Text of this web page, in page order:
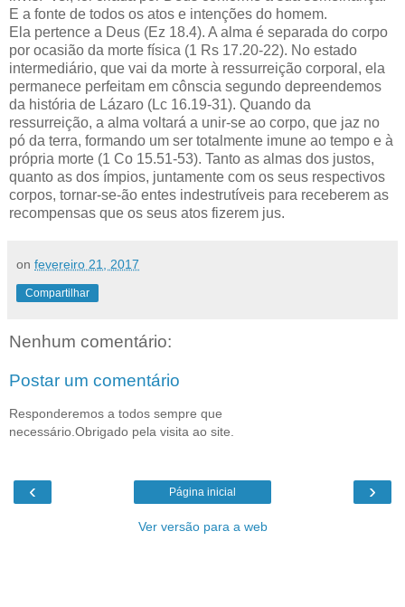
E a fonte de todos os atos e intenções do homem.
Ela pertence a Deus (Ez 18.4). A alma é separada do corpo
por ocasião da morte física (1 Rs 17.20-22). No estado
intermediário, que vai da morte à ressurreição corporal, ela
permanece perfeitam em cônscia segundo depreendemos
da história de Lázaro (Lc 16.19-31). Quando da
ressurreição, a alma voltará a unir-se ao corpo, que jaz no
pó da terra, formando um ser totalmente imune ao tempo e à
própria morte (1 Co 15.51-53). Tanto as almas dos justos,
quanto as dos ímpios, juntamente com os seus respectivos
corpos, tornar-se-ão entes indestrutíveis para receberem as
recompensas que os seus atos fizerem jus.
on fevereiro 21, 2017
Compartilhar
Nenhum comentário:
Postar um comentário
Responderemos a todos sempre que
necessário.Obrigado pela visita ao site.
‹ ›
Página inicial
Ver versão para a web